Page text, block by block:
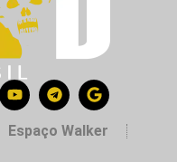
Espaço Walker